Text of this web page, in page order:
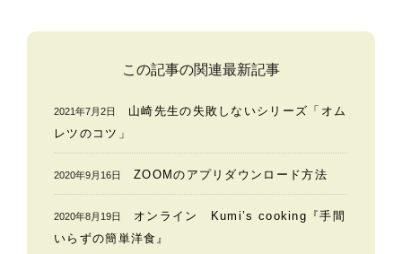
この記事の関連最新記事
2021年7月2日
山崎先生の失敗しないシリーズ「オム
レツのコツ」
2020年9月16日 ZOOMのアプリダウンロード方法
2020年8月19日
オンライン Kumi’s cooking『手間
いらずの簡単洋食』